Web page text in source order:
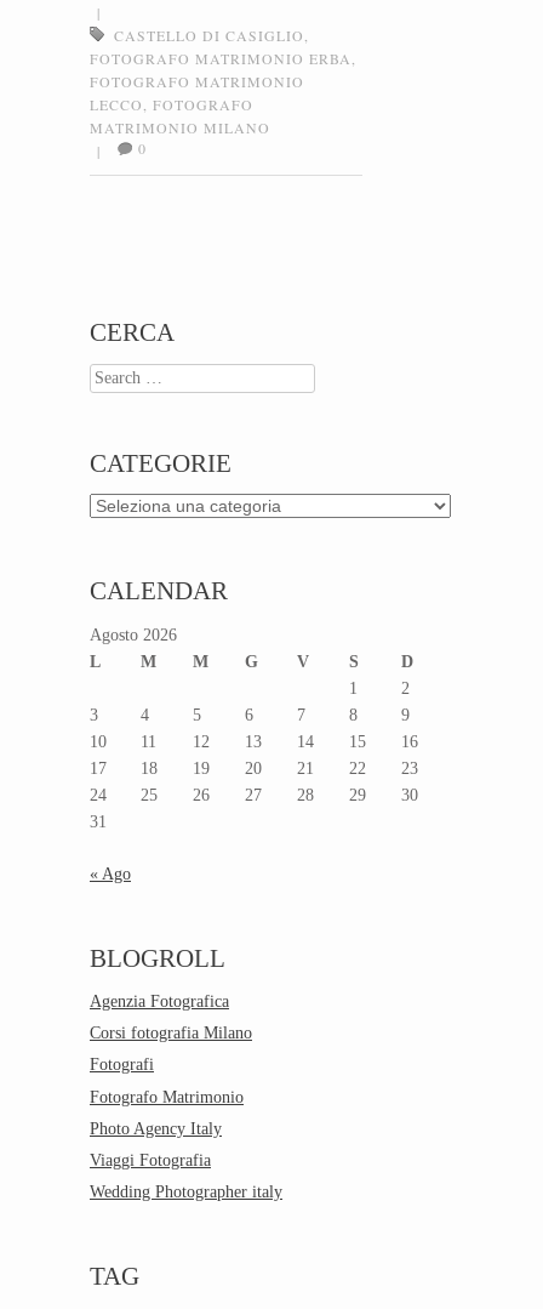
|
CASTELLO DI CASIGLIO
FOTOGRAFO MATRIMONIO ERBA
FOTOGRAFO MATRIMONIO
LECCO
FOTOGRAFO
MATRIMONIO MILANO
|
0
CERCA
Search
CATEGORIE
Categorie
CALENDAR
Agosto 2026
L
M M G V S
D
1
2
3
4 5 6 7 8
9
10
11 12 13 14 15
16
17
18 19 20 21 22
23
24
25 26 27 28 29
30
31
« Ago
BLOGROLL
Agenzia Fotografica
Corsi fotografia Milano
Fotografi
Fotografo Matrimonio
Photo Agency Italy
Viaggi Fotografia
Wedding Photographer italy
TAG